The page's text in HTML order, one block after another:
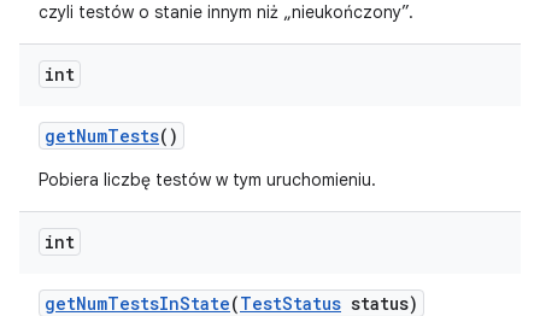
czyli testów o stanie innym niż „nieukończony”.
int
getNumTests()
Pobiera liczbę testów w tym uruchomieniu.
int
getNumTestsInState(TestStatus status)